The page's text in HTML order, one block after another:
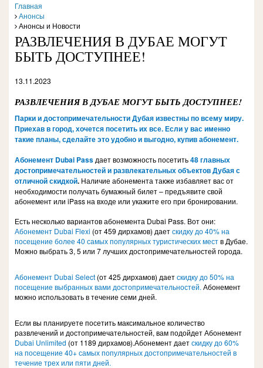
Главная
Анонсы
Анонсы и Новости
РАЗВЛЕЧЕНИЯ В ДУБАЕ МОГУТ
БЫТЬ ДОСТУПНЕЕ!
13.11.2023
РАЗВЛЕЧЕНИЯ В ДУБАЕ МОГУТ БЫТЬ ДОСТУПНЕЕ!
Парки и достопримечательности Дубая известны по всему миру.
Приехав в город, хочется посетить их все. Если у вас именно
такие планы, сделайте это удобно и выгодно, купив абонемент.
Абонемент Dubai Pass дает возможность посетить48 главных
достопримечательностей и развлекательных объектов Дубая с
отличной скидкой. Наличие абонемента также избавляет вас от
необходимости получать бумажный билет – предъявите свой
абонемент или iPass на входе или укажите его при бронировании.
Есть несколько вариантов абонемента Dubai Pass. Вот они:
Абонемент Dubai Flexi (от 459 дирхамов) даетскидку до 40% на
посещение более 40 самых популярных туристических меств Дубае.
Можно выбрать 3, 5 или 7 лучших достопримечательностей города.
Абонемент Dubai Select (от 425 дирхамов) даетскидку до 50% на
посещение выбранных вами достопримечательностей. Абонемент
можно использовать в течение семи дней.
Если вы планируете посетить максимальное количество
развлечений и достопримечательностей, вам подойдет Абонемент
Dubai Unlimited (от 1189 дирхамов).Абонемент даетскидку до 60%
на посещение 40+ самых популярных достопримечательностей в
течение трех или пяти дней.